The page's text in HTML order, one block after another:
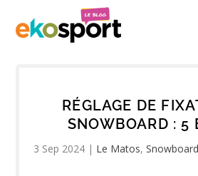
RÉGLAGE DE
SNOWBOARD : 5
3 Sep 2024 | Le Matos,Snowboard